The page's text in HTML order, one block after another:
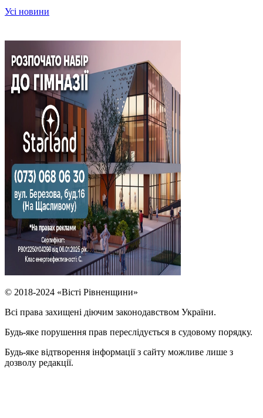
Усi новини
© 2018-2024 «Вісті Рівненщини»
Всі права захищені діючим законодавством України.
Будь-яке порушення прав переслідується в судовому порядку.
Будь-яке відтворення інформації з сайту можливе лише з
дозволу редакції.